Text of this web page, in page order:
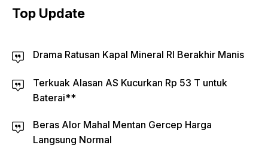
Top Update
Drama Ratusan Kapal Mineral RI Berakhir Manis
Terkuak Alasan AS Kucurkan Rp 53 T untuk
Baterai**
Beras Alor Mahal Mentan Gercep Harga
Langsung Normal